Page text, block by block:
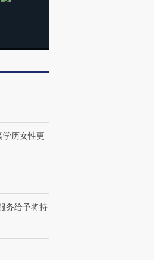
种
三对
住三大增长引擎是什么？
学历女性更
务给予将持